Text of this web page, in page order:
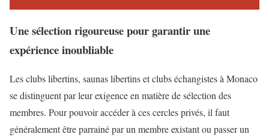
Une sélection rigoureuse pour garantir une
expérience inoubliable
Les clubs libertins, saunas libertins et clubs échangistes à Monaco
se distinguent par leur exigence en matière de sélection des
membres. Pour pouvoir accéder à ces cercles privés, il faut
généralement être parrainé par un membre existant ou passer un